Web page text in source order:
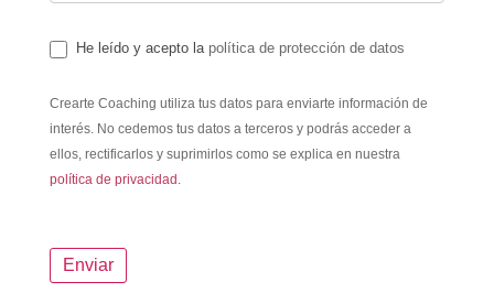
He leído y acepto la política de protección de datos
Crearte Coaching utiliza tus datos para enviarte información de
interés. No cedemos tus datos a terceros y podrás acceder a
ellos, rectificarlos y suprimirlos como se explica en nuestra
política de privacidad.